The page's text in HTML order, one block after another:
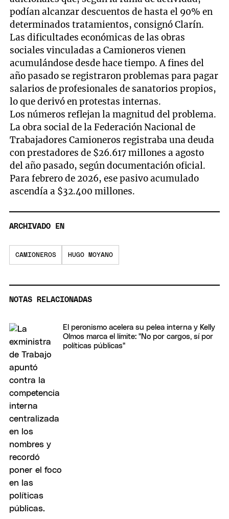
podían alcanzar descuentos de hasta el 90% en
determinados tratamientos, consignó Clarín.
Las dificultades económicas de las obras
sociales vinculadas a Camioneros vienen
acumulándose desde hace tiempo. A fines del
año pasado se registraron problemas para pagar
salarios de profesionales de sanatorios propios,
lo que derivó en protestas internas.
Los números reflejan la magnitud del problema.
La obra social de la Federación Nacional de
Trabajadores Camioneros registraba una deuda
con prestadores de $26.617 millones a agosto
del año pasado, según documentación oficial.
Para febrero de 2026, ese pasivo acumulado
ascendía a $32.400 millones.
ARCHIVADO EN
CAMIONEROS HUGO MOYANO
NOTAS RELACIONADAS
El peronismo acelera su pelea interna y Kelly
Olmos marca el límite: "No por cargos, sí por
políticas públicas"